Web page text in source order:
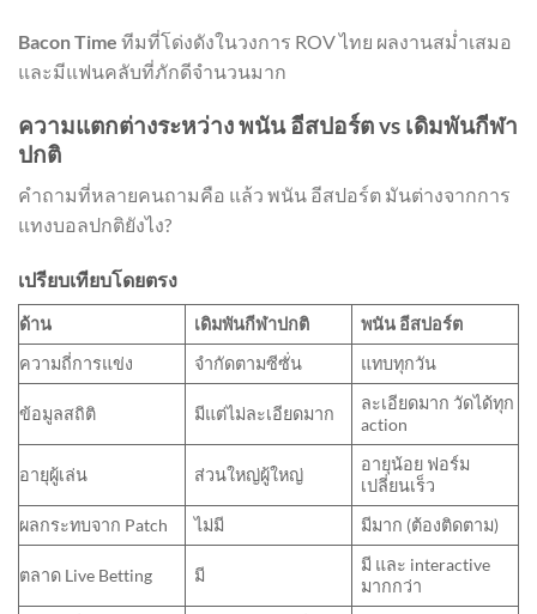
Bacon Time ทีมที่โด่งดังในวงการ ROV ไทย ผลงานสม่ำเสมอ
และมีแฟนคลับที่ภักดีจำนวนมาก
ความแตกต่างระหว่าง พนัน อีสปอร์ต vs เดิมพันกีฬา
ปกติ
คำถามที่หลายคนถามคือ แล้ว พนัน อีสปอร์ต มันต่างจากการ
แทงบอลปกติยังไง?
เปรียบเทียบโดยตรง
ด้าน เดิมพันกีฬาปกติ
พนัน อีสปอร์ต
ความถี่การแข่ง
จำกัดตามซีซั่น แทบทุกวัน
ข้อมูลสถิติ มีแต่ไม่ละเอียดมาก
ละเอียดมาก วัดได้ทุก
action
อายุผู้เล่น ส่วนใหญ่ผู้ใหญ่
อายุน้อย ฟอร์ม
เปลี่ยนเร็ว
ผลกระทบจาก Patch
ไม่มี มีมาก (ต้องติดตาม)
ตลาด Live Betting มี
มี และ interactive
มากกว่า